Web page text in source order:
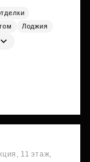
Лоджия
11 этаж,